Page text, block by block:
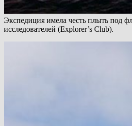
Экспедиция имела честь плыть под
исследователей (Explorer’s Club).